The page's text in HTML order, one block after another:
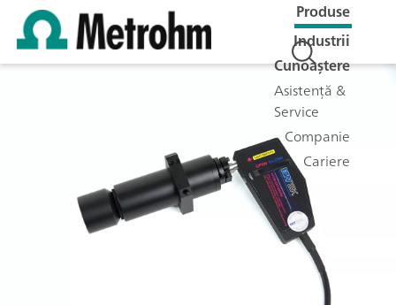
Produse
Industrii
Cunoaștere
Asistență &
Service
Companie
Cariere